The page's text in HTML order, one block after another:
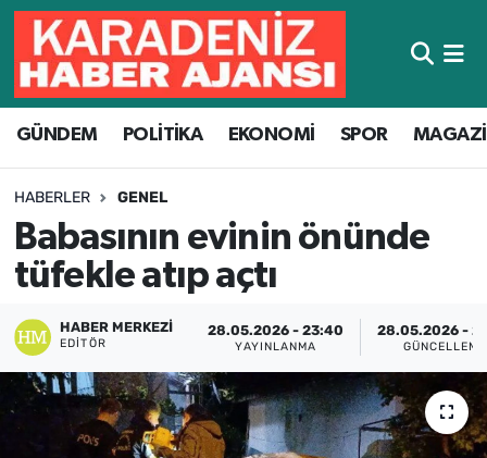
GÜNDEM POLİTİKA EKONOMİ SPOR
HABERLER GENEL
Babasının evinin önünde
tüfekle atıp açtı
HABER MERKEZI
EDITÖR
28.05.2026 - 23:40
YAYINLANMA
28.05.2026 -
GÜNCELLEME
Hava Durumu
Trafik Durumu
Süper Lig Puan Durumu ve Fikstür
Tüm Manşetler